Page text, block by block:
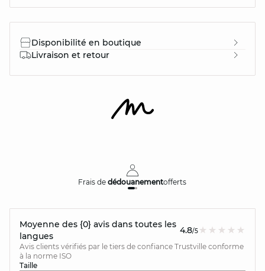
Disponibilité en boutique
Livraison et retour
Frais dedédouanementofferts
Moyenne des {0} avis dans toutes les
langues
4.8/5
Avis clients vérifiés par le tiers de confiance Trustville conforme
à la norme ISO
Taille